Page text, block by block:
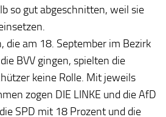
so gut abgeschnitten, weil sie
die am 18. September im Bezirk
BVV gingen, spielten die
keine Rolle. Mit jeweils
zogen DIE LINKE und die AfD
SPD mit 18 Prozent und die